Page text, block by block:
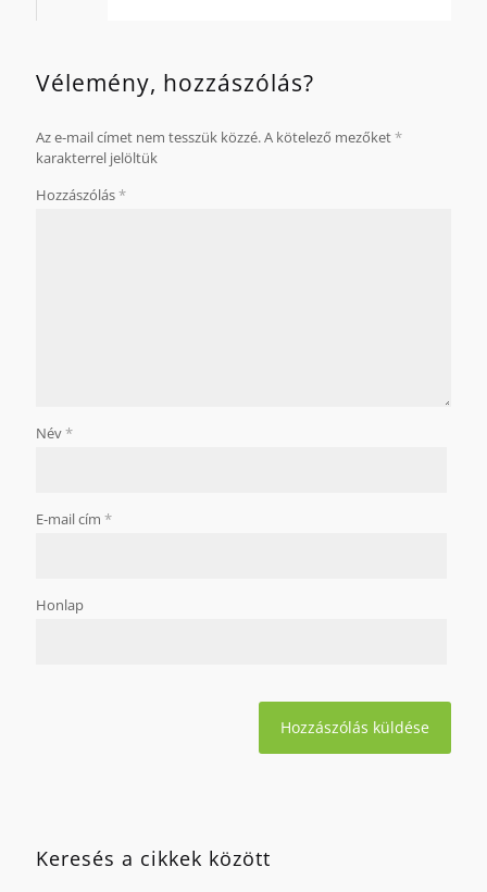
Vélemény, hozzászólás?
Az e-mail címet nem tesszük közzé.A kötelező mezőket*
karakterrel jelöltük
Hozzászólás*
Név*
E-mail cím *
Honlap
Keresés a cikkek között